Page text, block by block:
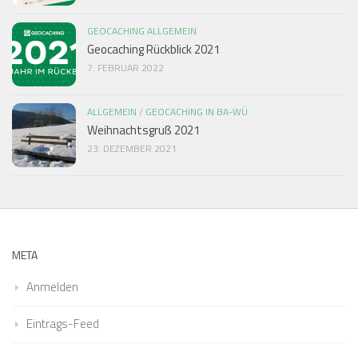
GEOCACHING ALLGEMEIN
Geocaching Rückblick 2021
7. FEBRUAR 2022
ALLGEMEIN / GEOCACHING IN BA-WÜ
Weihnachtsgruß 2021
23. DEZEMBER 2021
META
Anmelden
Eintrags-Feed